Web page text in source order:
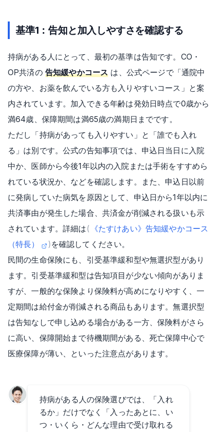
基準1：告知と加入しやすさを確認する
持病がある人にとって、最初の基準は告知です。CO・
OP共済の 告知緩やかコース は、公式ページで「通院中
の方や、お薬を飲んでいる方も入りやすいコース」と案
内されています。加入できる年齢は発効日時点で0歳から
満64歳、保障期間は満65歳の満期日までです。
ただし「持病があっても入りやすい」と「誰でも入れ
る」は別です。公式の告知事項では、申込日当日に入院
中か、医師から今後1年以内の入院または手術をすすめら
れている状況か、などを確認します。また、申込日以前
に発病していた病気を原因として、申込日から1年以内に
共済事由が発生した場合、共済金が削減される扱いも示
されています。詳細は( 《たすけあい》告知緩やかコース
（特長）
) を確認してください。
民間の生命保険にも、引受基準緩和型や無選択型があり
ます。引受基準緩和型は告知項目が少ない傾向がありま
すが、一般的な保険より保険料が高めになりやすく、一
定期間は給付金が削減される商品もあります。無選択型
は告知なしで申し込める場合がある一方、保険料がさら
に高い、保障開始まで待機期間がある、死亡保障中心で
医療保障が薄い、といった注意点があります。
持病がある人の保険選びでは、「入れ
るか」だけでなく「入ったあとに、い
つ・いくら・どんな理由で受け取れる